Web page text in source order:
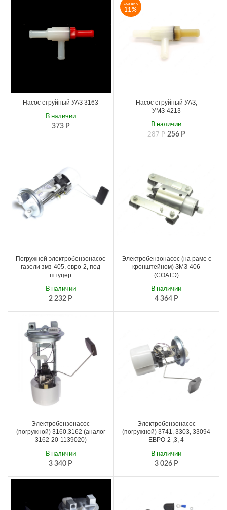
Насос струйный УАЗ 3163
373 Р
В наличии
СКИДКА
11%
Насос струйный УАЗ,
УМЗ-4213
287Р 256 Р
В наличии
Погружной электробензонасос
газели змз-405, евро-2, под
штуцер
2 232 Р
В наличии
Электробензонасос (на раме с
кронштейном) ЗМЗ-406
(СОАТЭ)
4 364 Р
В наличии
Электробензонасос
(погружной) 3160,3162 (аналог
3162-20-1139020)
3 340 Р
В наличии
Электробензонасос
(погружной) 3741, 3303, 33094
ЕВРО-2 ,3, 4
3 026 Р
В наличии